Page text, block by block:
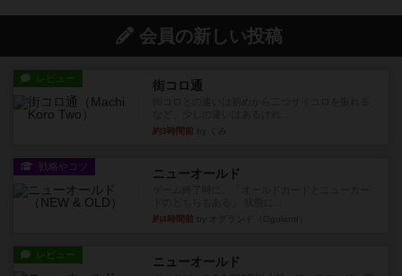
会員の新しい投稿
レビュー 街コロ通
約3時間前
戦略やコツ ニューオールド
約4時間前
レビュー ニューオールド